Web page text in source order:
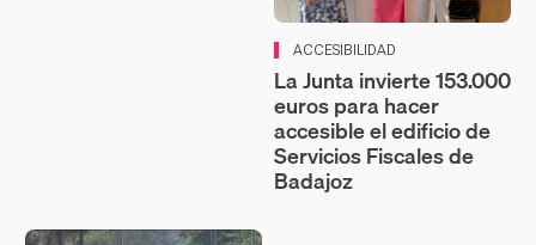
ACCESIBILIDAD
La Junta invierte 153.000
euros para hacer
accesible el edificio de
Servicios Fiscales de
Badajoz